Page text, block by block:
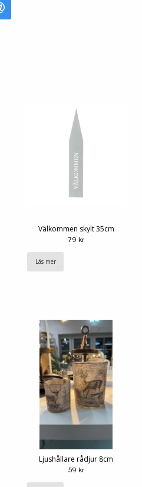
Välkommen skylt 35cm
79 kr
Läs mer
Ljushållare rådjur 8cm
59 kr